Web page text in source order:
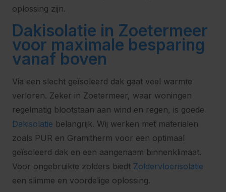
oplossing zijn.
Dakisolatie in Zoetermeer
voor maximale besparing
vanaf boven
Via een slecht geïsoleerd dak gaat veel warmte
verloren. Zeker in Zoetermeer, waar woningen
regelmatig blootstaan aan wind en regen, is goede
Dakisolatie belangrijk. Wij werken met materialen
zoals PUR en Gramitherm voor een optimaal
geïsoleerd dak en een aangenaam binnenklimaat.
Voor ongebruikte zolders biedt Zoldervloerisolatie
een slimme en voordelige oplossing.